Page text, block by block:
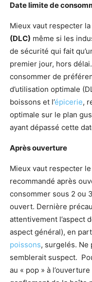
Date limite de
Mieux vaut respecter la
(DLC) même si les
de sécurité qui fait
premier jour, hors
consommer de
d’utilisation optimale
boissons et l’épicerie,
optimale sur le plan
ayant dépassé cette
Après ouverture
Mieux vaut respecter
recommandé après
consommer sous 2 ou
ouvert. Dernière
attentivement l’aspect
aspect général), en
poissons, surgelés. Ne
semblerait suspect.
au « pop » à